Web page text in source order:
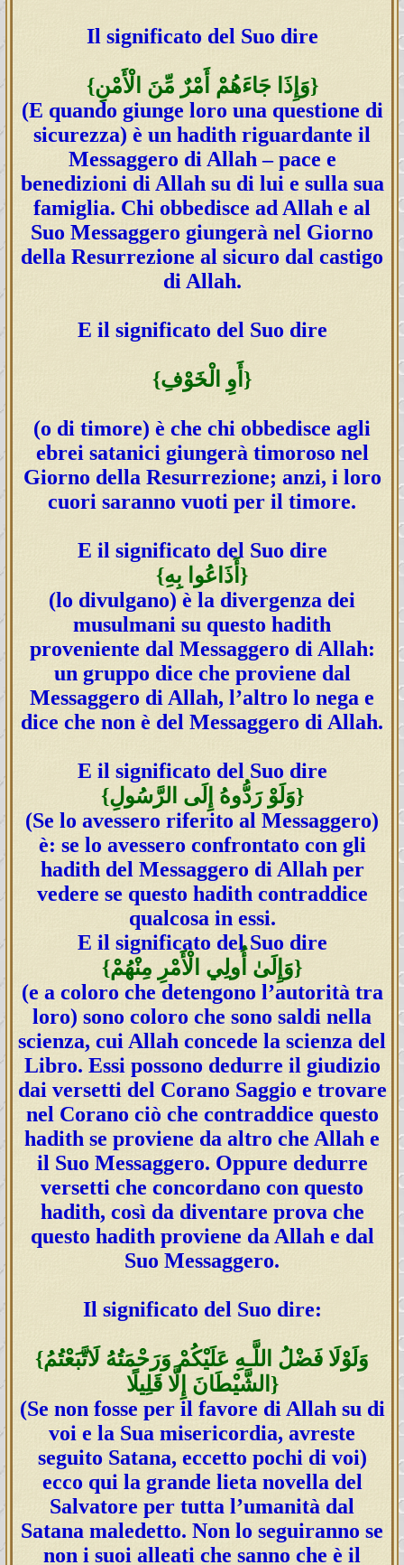
Il significato del Suo dire
{وَإِذَا جَاءَهُمْ أَمْرٌ مِّنَ الْأَمْنِ}
(E quando giunge loro una questione di
sicurezza) è un hadith riguardante il
Messaggero di Allah – pace e
benedizioni di Allah su di lui e sulla sua
famiglia. Chi obbedisce ad Allah e al
Suo Messaggero giungerà nel Giorno
della Resurrezione al sicuro dal castigo
di Allah.
E il significato del Suo dire
{أَوِ الْخَوْفِ}
(o di timore) è che chi obbedisce agli
ebrei satanici giungerà timoroso nel
Giorno della Resurrezione; anzi, i loro
cuori saranno vuoti per il timore.
E il significato del Suo dire
{أَذَاعُوا بِهِ}
(lo divulgano) è la divergenza dei
musulmani su questo hadith
proveniente dal Messaggero di Allah:
un gruppo dice che proviene dal
Messaggero di Allah, l’altro lo nega e
dice che non è del Messaggero di Allah.
E il significato del Suo dire
{وَلَوْ رَدُّوهُ إِلَى الرَّسُولِ}
(Se lo avessero riferito al Messaggero)
è: se lo avessero confrontato con gli
hadith del Messaggero di Allah per
vedere se questo hadith contraddice
qualcosa in essi.
E il significato del Suo dire
{وَإِلَىٰ أُولِي الْأَمْرِ مِنْهُمْ}
(e a coloro che detengono l’autorità tra
loro) sono coloro che sono saldi nella
scienza, cui Allah concede la scienza del
Libro. Essi possono dedurre il giudizio
dai versetti del Corano Saggio e trovare
nel Corano ciò che contraddice questo
hadith se proviene da altro che Allah e
il Suo Messaggero. Oppure dedurre
versetti che concordano con questo
hadith, così da diventare prova che
questo hadith proviene da Allah e dal
Suo Messaggero.
Il significato del Suo dire:
{وَلَوْلَا فَضْلُ اللَّـهِ عَلَيْكُمْ وَرَ‌حْمَتُهُ لَاتَّبَعْتُمُ
الشَّيْطَانَ إِلَّا قَلِيلًا}
(Se non fosse per il favore di Allah su di
voi e la Sua misericordia, avreste
seguito Satana, eccetto pochi di voi)
ecco qui la grande lieta novella del
Salvatore per tutta l’umanità dal
Satana maledetto. Non lo seguiranno se
non i suoi alleati che sanno che è il